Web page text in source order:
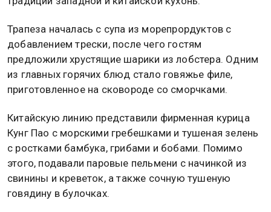
Трапеза началась с супа из морепрордуктов с
добавлением трески, после чего гостям
предложили хрустящие шарики из лобстера. Одним
из главных горячих блюд стало говяжье филе,
приготовленное на сковороде со сморчками.
Китайскую линию представили фирменная курица
Кунг Пао с морскими гребешками и тушеная зелень
с ростками бамбука, грибами и бобами. Помимо
этого, подавали паровые пельмени с начинкой из
свинины и креветок, а также сочную тушеную
говядину в булочках.